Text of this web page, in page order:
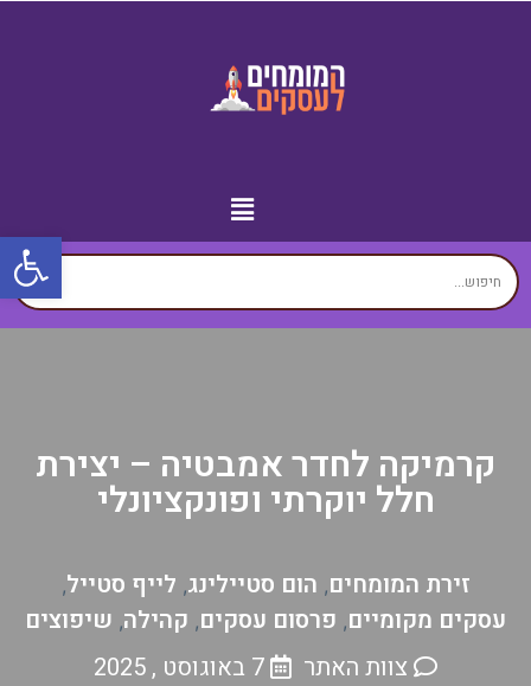
קרמיקה לחדר אמבטיה – יצירת
חלל יוקרתי ופונקציונלי
זירת המומחים, הום סטיילינג, לייף סטייל,
עסקים מקומיים, פרסום עסקים, קהילה, שיפוצים
צוות האתר
7 באוגוסט , 2025